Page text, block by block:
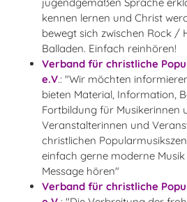
kennen lernen und Christ
bewegt sich zwischen Rock /
Balladen. Einfach reinhören!
Verband für christliche
e.V.: "Wir möchten
bieten Material, Information,
Fortbildung für Musikerinnen
Veranstalterinnen und
christlichen
einfach gerne moderne
Message hören"
Verband für christliche